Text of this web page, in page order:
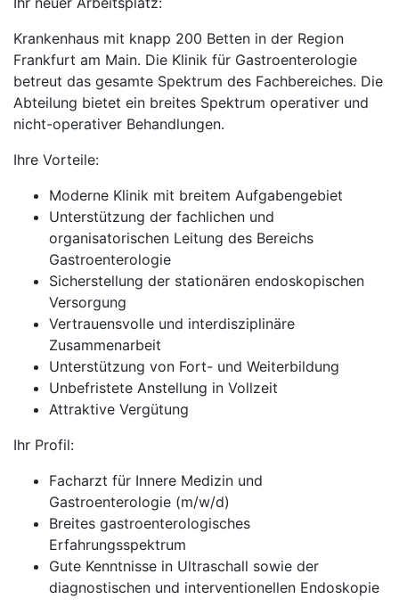
Krankenhaus mit knapp 200 Betten in der Region
Frankfurt am Main. Die Klinik für Gastroenterologie
betreut das gesamte Spektrum des Fachbereiches. Die
Abteilung bietet ein breites Spektrum operativer und
nicht-operativer Behandlungen.
Ihre Vorteile:
Moderne Klinik mit breitem Aufgabengebiet
Unterstützung der fachlichen und
organisatorischen Leitung des Bereichs
Gastroenterologie
Sicherstellung der stationären endoskopischen
Versorgung
Vertrauensvolle und interdisziplinäre
Zusammenarbeit
Unterstützung von Fort- und Weiterbildung
Unbefristete Anstellung in Vollzeit
Attraktive Vergütung
Ihr Profil:
Facharzt für Innere Medizin und
Gastroenterologie (m/w/d)
Breites gastroenterologisches
Erfahrungsspektrum
Gute Kenntnisse in Ultraschall sowie der
diagnostischen und interventionellen Endoskopie